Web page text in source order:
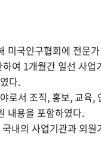
국인구협회에 전문
여 1개월간 일선 사업
다.
로서 조직, 홍보, 교육,
내용을 포함하였다.
내의 사업기관과 외